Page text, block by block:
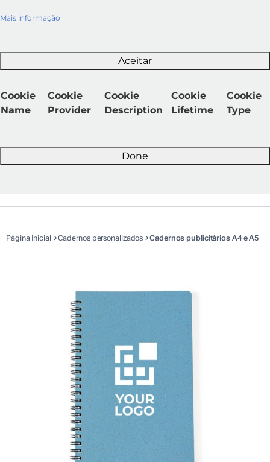
Mais informação
Aceitar
Cookie
Name
Cookie
Provider
Cookie
Description
Cookie
Lifetime
Cookie
Type
Done
Página Inicial Cadernos personalizados Cadernos publicitários A4 e A5